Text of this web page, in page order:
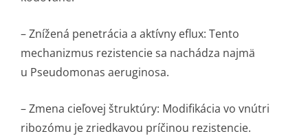
– Znížená penetrácia a aktívny eflux: Tento
mechanizmus rezistencie sa nachádza najmä
u Pseudomonas aeruginosa.
– Zmena cieľovej štruktúry: Modifikácia vo vnútri
ribozómu je zriedkavou príčinou rezistencie.